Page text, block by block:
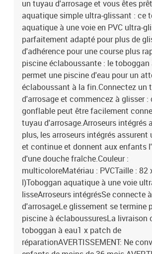
un tuyau d'arrosage et vous êtes
aquatique simple ultra-glissant : ce
aquatique à une voie en PVC ultra-
parfaitement adapté pour plus de
d'adhérence pour une course plus
piscine éclaboussante : le
permet une piscine d'eau pour un
éclaboussant à la fin.Connectez un
d'arrosage et commencez à glisser :
gonflable peut être facilement
tuyau d'arrosage.Arroseurs intégrés
plus, les arroseurs intégrés assurent
et continue et donnent aux enfants
d'une douche fraîche.Couleur :
multicoloreMatériau : PVCTaille : 82
l)Toboggan aquatique à une voie
lisseArroseurs intégrésSe connecte
d'arrosageLe glissement se termine
piscine à éclaboussuresLa livraison
toboggan à eau1 x patch de
réparationAVERTISSEMENT: Ne